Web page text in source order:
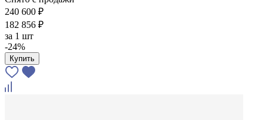
240 600 ₽
182 856 ₽
за 1 шт
-24%
Купить